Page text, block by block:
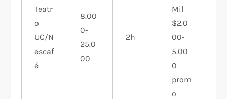
Teatr
o
UC/N
escaf
é
8.00
0-
25.0
00 ​
2h
Mil
$2.0
00-
5.00
0
prom
o